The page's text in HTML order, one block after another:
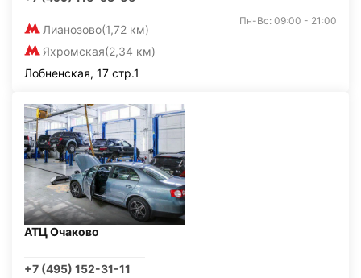
Лианозово(1,72 км)
Яхромская(2,34 км)
Пн-Вс: 09:00 - 21:00
Лобненская, 17 стр.1
АТЦ Очаково
+7 (495) 152-31-11